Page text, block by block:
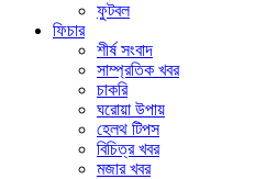
ফুটবল
ফিচার
শীর্ষ সংবাদ
সাম্প্রতিক খবর
চাকরি
ঘরোয়া উপায়
হেলথ টিপস
বিচিত্র খবর
মজার খবর